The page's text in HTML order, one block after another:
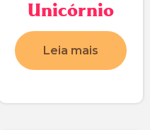
Unicórnio
Leia mais